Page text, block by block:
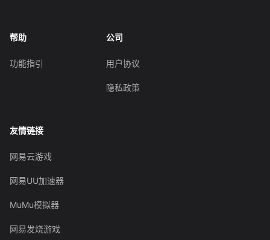
帮助
功能指引
公司
用户协议
隐私政策
友情链接
网易云游戏
网易UU加速器
MuMu模拟器
网易发烧游戏